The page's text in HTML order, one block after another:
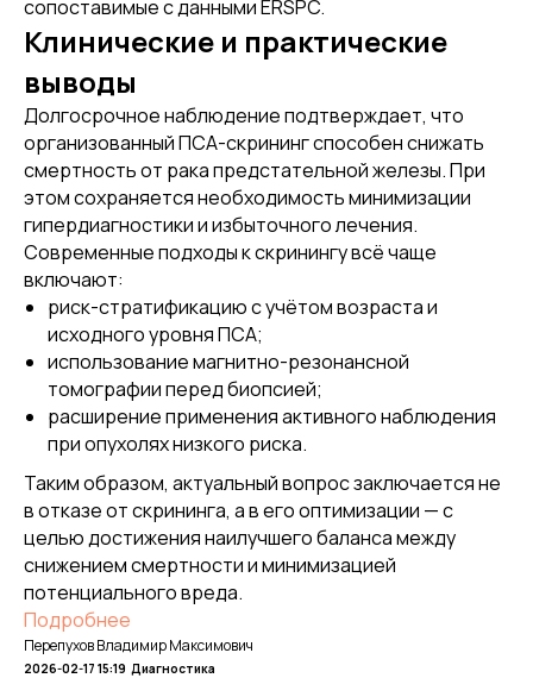
сопоставимые с данными ERSPC.
Клинические и практические
выводы
Долгосрочное наблюдение подтверждает, что
организованный ПСА-скрининг способен снижать
смертность от рака предстательной железы. При
этом сохраняется необходимость минимизации
гипердиагностики и избыточного лечения.
Современные подходы к скринингу всё чаще
включают:
риск-стратификацию с учётом возраста и
исходного уровня ПСА;
использование магнитно-резонансной
томографии перед биопсией;
расширение применения активного наблюдения
при опухолях низкого риска.
Таким образом, актуальный вопрос заключается не
в отказе от скрининга, а в его оптимизации — с
целью достижения наилучшего баланса между
снижением смертности и минимизацией
потенциального вреда.
Подробнее
Перепухов Владимир Максимович
2026-02-17 15:19 Диагностика